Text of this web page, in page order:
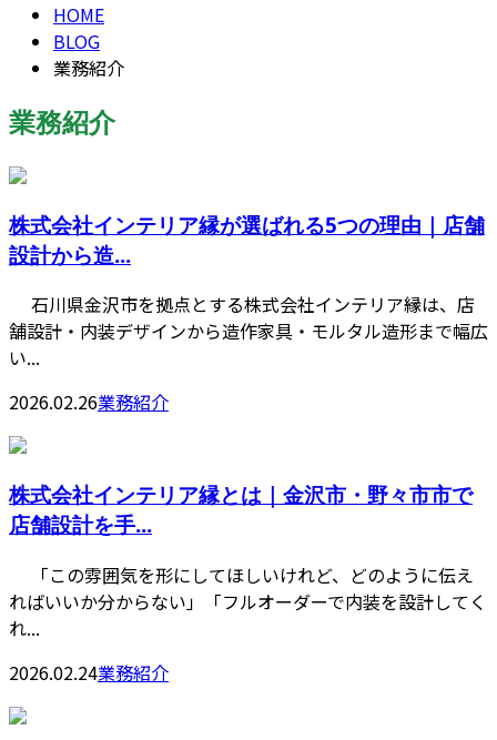
HOME
BLOG
業務紹介
業務紹介
株式会社インテリア縁が選ばれる5つの理由｜店舗
設計から造...
石川県金沢市を拠点とする株式会社インテリア縁は、店
舗設計・内装デザインから造作家具・モルタル造形まで幅広
い...
2026.02.26業務紹介
株式会社インテリア縁とは｜金沢市・野々市市で
店舗設計を手...
「この雰囲気を形にしてほしいけれど、どのように伝え
ればいいか分からない」「フルオーダーで内装を設計してく
れ...
2026.02.24業務紹介